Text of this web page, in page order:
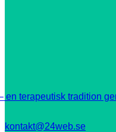
en terapeutisk tradition
kontakt@24web.se